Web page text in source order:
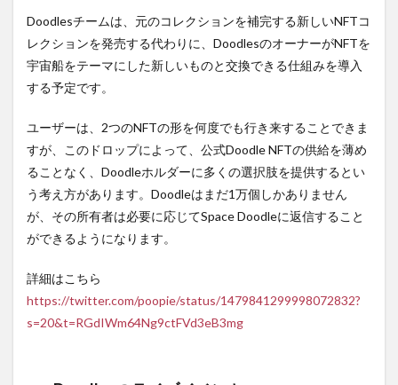
Doodlesチームは、元のコレクションを補完する新しいNFTコ
レクションを発売する代わりに、DoodlesのオーナーがNFTを
宇宙船をテーマにした新しいものと交換できる仕組みを導入
する予定です。
ユーザーは、2つのNFTの形を何度でも行き来することできま
すが、このドロップによって、公式Doodle NFTの供給を薄め
ることなく、Doodleホルダーに多くの選択肢を提供するとい
う考え方があります。Doodleはまだ1万個しかありません
が、その所有者は必要に応じてSpace Doodleに返信すること
ができるようになります。
詳細はこちら
https://twitter.com/poopie/status/1479841299998072832?
s=20&t=RGdIWm64Ng9ctFVd3eB3mg